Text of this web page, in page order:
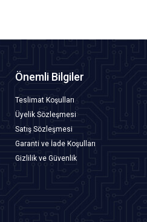
Önemli Bilgiler
Teslimat Koşulları
Üyelik Sözleşmesi
Satış Sözleşmesi
Garanti ve İade Koşulları
Gizlilik ve Güvenlik